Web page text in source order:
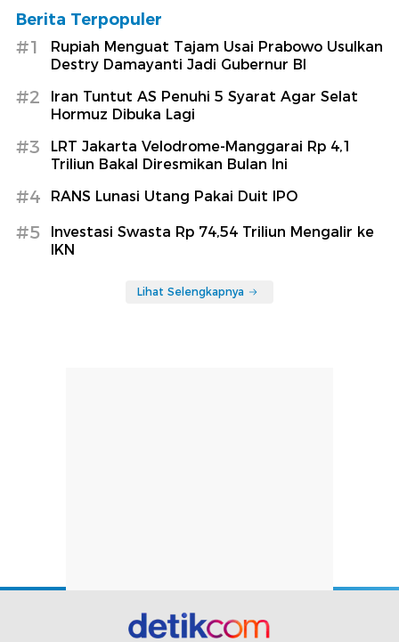
Berita Terpopuler
#1
Rupiah Menguat Tajam Usai Prabowo Usulkan
Destry Damayanti Jadi Gubernur BI
#2
Iran Tuntut AS Penuhi 5 Syarat Agar Selat
Hormuz Dibuka Lagi
#3
LRT Jakarta Velodrome-Manggarai Rp 4,1
Triliun Bakal Diresmikan Bulan Ini
#4 RANS Lunasi Utang Pakai Duit IPO
#5
Investasi Swasta Rp 74,54 Triliun Mengalir ke
IKN
Lihat Selengkapnya